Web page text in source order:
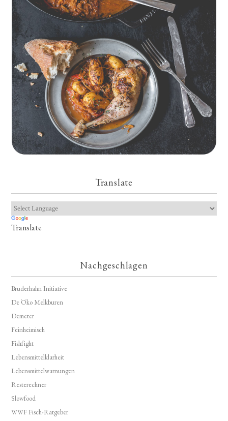
Geschmorte Hähnchenschenkel auf Paprikakraut und kleinen
Kartoffeln
Translate
Translate
Nachgeschlagen
Bruderhahn Initiative
De Öko Melkburen
Demeter
Feinheimisch
Fishfight
Lebensmittelklarheit
Lebensmittelwarnungen
Resterechner
Slowfood
WWF Fisch-Ratgeber